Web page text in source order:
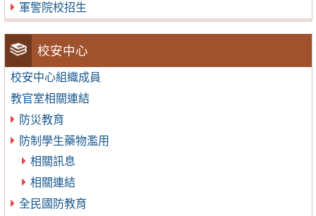
軍警院校招生
校安中心
校安中心組織成員
教官室相關連結
防災教育
防制學生藥物濫用
相關訊息
相關連結
全民國防教育